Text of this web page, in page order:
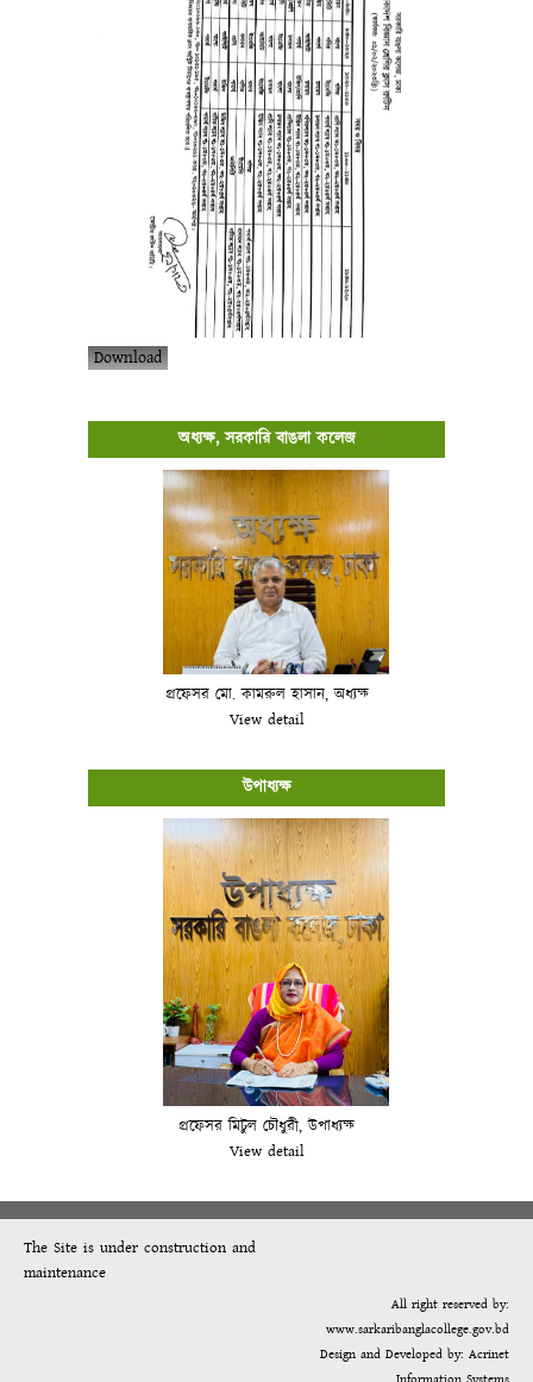
Download
অধ্যক্ষ, সরকারি বাঙলা কলেজ
প্রফেসর মো. কামরুল হাসান, অধ্যক্ষ
View detail
উপাধ্যক্ষ
প্রফেসর মিটুল চৌধুরী, উপাধ্যক্ষ
View detail
The Site is under construction and
maintenance
All right reserved by:
www.sarkaribanglacollege.gov.bd
Design and Developed by: Acrinet